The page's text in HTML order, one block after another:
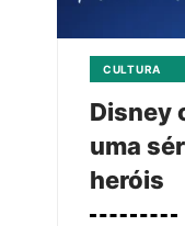
CULTURA
Disney
uma
heróis